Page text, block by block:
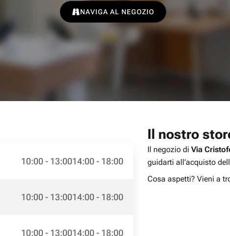
NAVIGA AL NEGOZIO
10:00 - 13:0014:00 - 18:00
10:00 - 13:0014:00 - 18:00
10:00 - 13:0014:00 - 18:00
Il nostro
Il negozio diVia
guidarti all’acquisto
Cosa aspetti? Vieni a